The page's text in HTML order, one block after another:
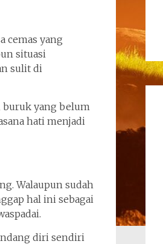
cemas yang
situasi
sulit di
yang belum
hati menjadi
Walaupun sudah
hal ini sebagai
diri sendiri